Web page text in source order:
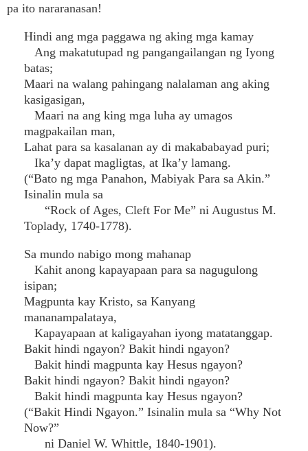
pa ito nararanasan!
Hindi ang mga paggawa ng aking mga kamay
Ang makatutupad ng pangangailangan ng Iyong
batas;
Maari na walang pahingang nalalaman ang aking
kasigasigan,
Maari na ang king mga luha ay umagos
magpakailan man,
Lahat para sa kasalanan ay di makababayad puri;
Ika’y dapat magligtas, at Ika’y lamang.
(“Bato ng mga Panahon, Mabiyak Para sa Akin.”
Isinalin mula sa
“Rock of Ages, Cleft For Me” ni Augustus M.
Toplady, 1740-1778).
Sa mundo nabigo mong mahanap
Kahit anong kapayapaan para sa nagugulong
isipan;
Magpunta kay Kristo, sa Kanyang
mananampalataya,
Kapayapaan at kaligayahan iyong matatanggap.
Bakit hindi ngayon? Bakit hindi ngayon?
Bakit hindi magpunta kay Hesus ngayon?
Bakit hindi ngayon? Bakit hindi ngayon?
Bakit hindi magpunta kay Hesus ngayon?
(“Bakit Hindi Ngayon.” Isinalin mula sa “Why Not
Now?”
ni Daniel W. Whittle, 1840-1901).